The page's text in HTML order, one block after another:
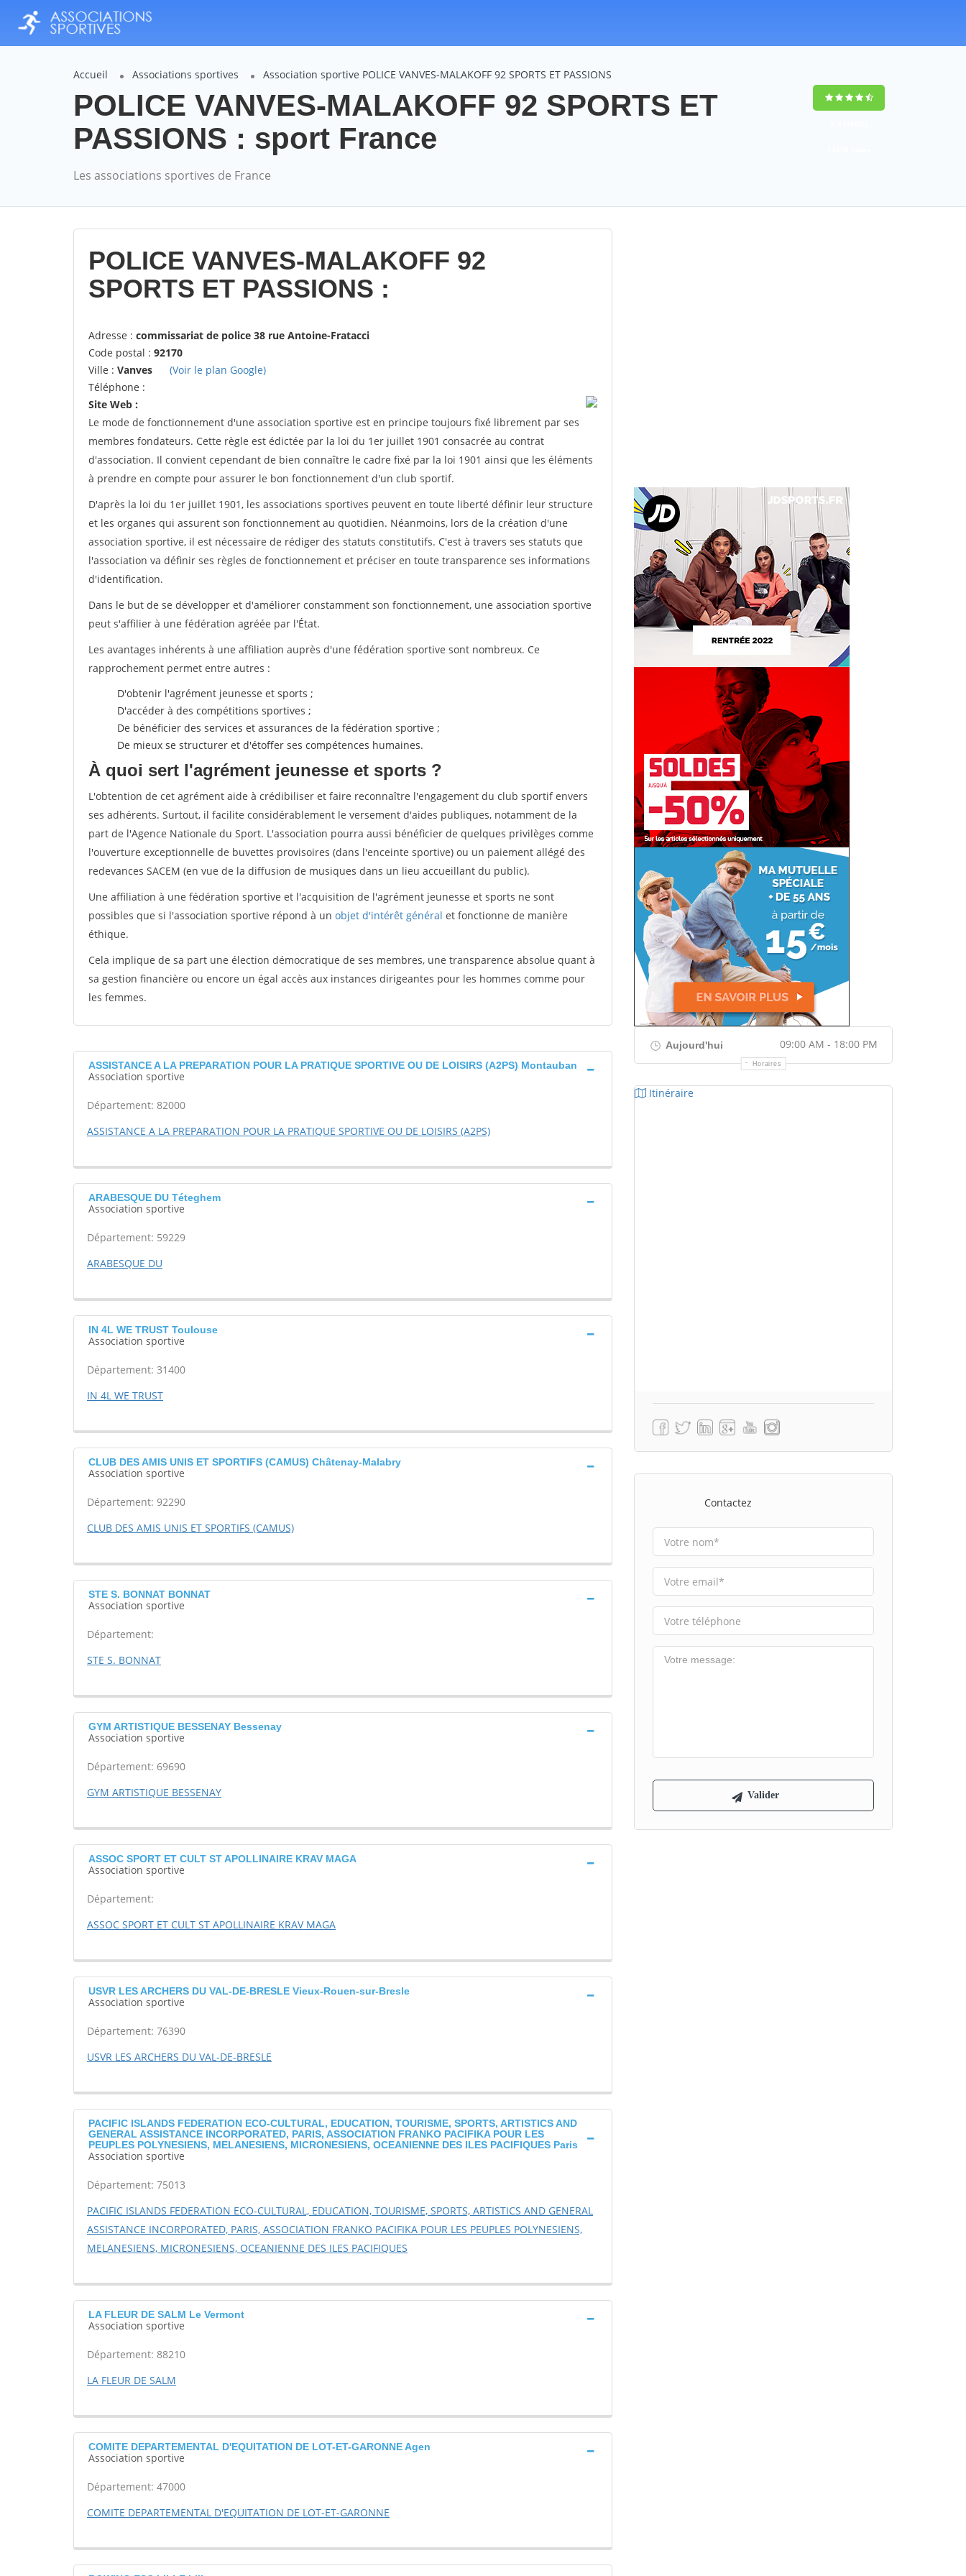
Accueil Associations sportives Association sportive POLICE VANVES-MALAKOFF 92 SPORTS ET PASSIONS
POLICE VANVES-MALAKOFF 92 SPORTS ET
PASSIONS : sport France
Les associations sportives de France
POLICE VANVES-MALAKOFF 92
SPORTS ET PASSIONS :
Adresse : commissariat de police 38 rue Antoine-Fratacci
Code postal : 92170
Ville : Vanves
(Voir le plan Google)
Téléphone :
Site Web :
Le mode de fonctionnement d'une association sportive est en principe toujours fixé librement par ses
membres fondateurs. Cette règle est édictée par la loi du 1er juillet 1901 consacrée au contrat
d'association. Il convient cependant de bien connaître le cadre fixé par la loi 1901 ainsi que les éléments
à prendre en compte pour assurer le bon fonctionnement d'un club sportif.
D'après la loi du 1er juillet 1901, les associations sportives peuvent en toute liberté définir leur structure
et les organes qui assurent son fonctionnement au quotidien. Néanmoins, lors de la création d'une
association sportive, il est nécessaire de rédiger des statuts constitutifs. C'est à travers ses statuts que
l'association va définir ses règles de fonctionnement et préciser en toute transparence ses informations
d'identification.
Dans le but de se développer et d'améliorer constamment son fonctionnement, une association sportive
peut s'affilier à une fédération agréée par l'État.
Les avantages inhérents à une affiliation auprès d'une fédération sportive sont nombreux. Ce
rapprochement permet entre autres :
D'obtenir l'agrément jeunesse et sports ;
D'accéder à des compétitions sportives ;
De bénéficier des services et assurances de la fédération sportive ;
De mieux se structurer et d'étoffer ses compétences humaines.
À quoi sert l'agrément jeunesse et sports ?
L'obtention de cet agrément aide à crédibiliser et faire reconnaître l'engagement du club sportif envers
ses adhérents. Surtout, il facilite considérablement le versement d'aides publiques, notamment de la
part de l'Agence Nationale du Sport. L'association pourra aussi bénéficier de quelques privilèges comme
l'ouverture exceptionnelle de buvettes provisoires (dans l'enceinte sportive) ou un paiement allégé des
redevances SACEM (en vue de la diffusion de musiques dans un lieu accueillant du public).
Une affiliation à une fédération sportive et l'acquisition de l'agrément jeunesse et sports ne sont
possibles que si l'association sportive répond à un objet d'intérêt général et fonctionne de manière
éthique.
Cela implique de sa part une élection démocratique de ses membres, une transparence absolue quant à
sa gestion financière ou encore un égal accès aux instances dirigeantes pour les hommes comme pour
les femmes.
ASSISTANCE A LA PREPARATION POUR LA PRATIQUE SPORTIVE OU DE LOISIRS (A2PS) Montauban
Association sportive
Département: 82000
ASSISTANCE A LA PREPARATION POUR LA PRATIQUE SPORTIVE OU DE LOISIRS (A2PS)
ARABESQUE DU Téteghem
Association sportive
Département: 59229
ARABESQUE DU
IN 4L WE TRUST Toulouse
Association sportive
Département: 31400
IN 4L WE TRUST
CLUB DES AMIS UNIS ET SPORTIFS (CAMUS) Châtenay-Malabry
Association sportive
Département: 92290
CLUB DES AMIS UNIS ET SPORTIFS (CAMUS)
STE S. BONNAT BONNAT
Association sportive
Département:
STE S. BONNAT
GYM ARTISTIQUE BESSENAY Bessenay
Association sportive
Département: 69690
GYM ARTISTIQUE BESSENAY
ASSOC SPORT ET CULT ST APOLLINAIRE KRAV MAGA
Association sportive
Département:
ASSOC SPORT ET CULT ST APOLLINAIRE KRAV MAGA
USVR LES ARCHERS DU VAL-DE-BRESLE Vieux-Rouen-sur-Bresle
Association sportive
Département: 76390
USVR LES ARCHERS DU VAL-DE-BRESLE
PACIFIC ISLANDS FEDERATION ECO-CULTURAL, EDUCATION, TOURISME, SPORTS, ARTISTICS AND
GENERAL ASSISTANCE INCORPORATED, PARIS, ASSOCIATION FRANKO PACIFIKA POUR LES
PEUPLES POLYNESIENS, MELANESIENS, MICRONESIENS, OCEANIENNE DES ILES PACIFIQUES Paris
Association sportive
Département: 75013
PACIFIC ISLANDS FEDERATION ECO-CULTURAL, EDUCATION, TOURISME, SPORTS, ARTISTICS AND GENERAL
ASSISTANCE INCORPORATED, PARIS, ASSOCIATION FRANKO PACIFIKA POUR LES PEUPLES POLYNESIENS,
MELANESIENS, MICRONESIENS, OCEANIENNE DES ILES PACIFIQUES
LA FLEUR DE SALM Le Vermont
Association sportive
Département: 88210
LA FLEUR DE SALM
COMITE DEPARTEMENTAL D'EQUITATION DE LOT-ET-GARONNE Agen
Association sportive
Département: 47000
COMITE DEPARTEMENTAL D'EQUITATION DE LOT-ET-GARONNE
Aujourd'hui 09:00 AM - 18:00 PM
Horaires
Itinéraire
Contactez